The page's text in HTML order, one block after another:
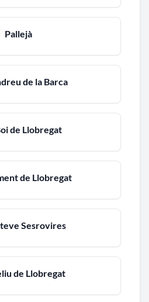
Pallejà
de la Barca
de Llobregat
de Llobregat
Sesrovires
de Llobregat